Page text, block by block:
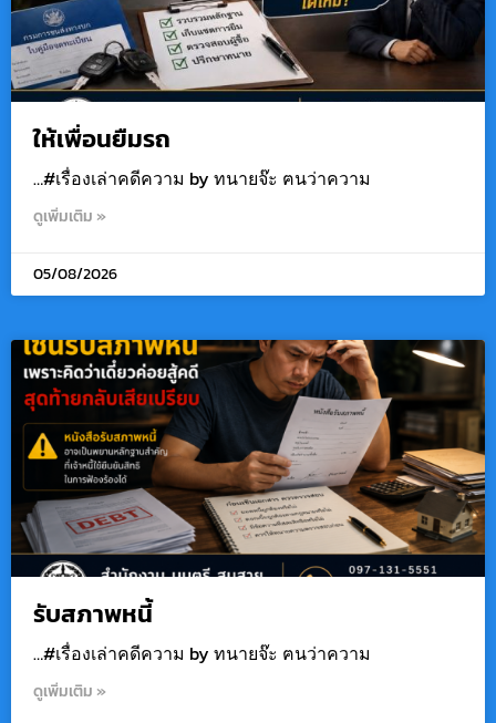
ให้เพื่อนยืมรถ
…#เรื่องเล่าคดีความ by ทนายจ๊ะ ฅนว่าความ
ดูเพิ่มเติม »
05/08/2026
รับสภาพหนี้
…#เรื่องเล่าคดีความ by ทนายจ๊ะ ฅนว่าความ
ดูเพิ่มเติม »